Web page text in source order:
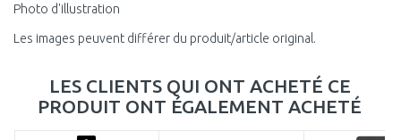
Photo d'illustration
Les images peuvent différer du produit/article original.
LES CLIENTS QUI ONT ACHETÉ CE
PRODUIT ONT ÉGALEMENT ACHETÉ